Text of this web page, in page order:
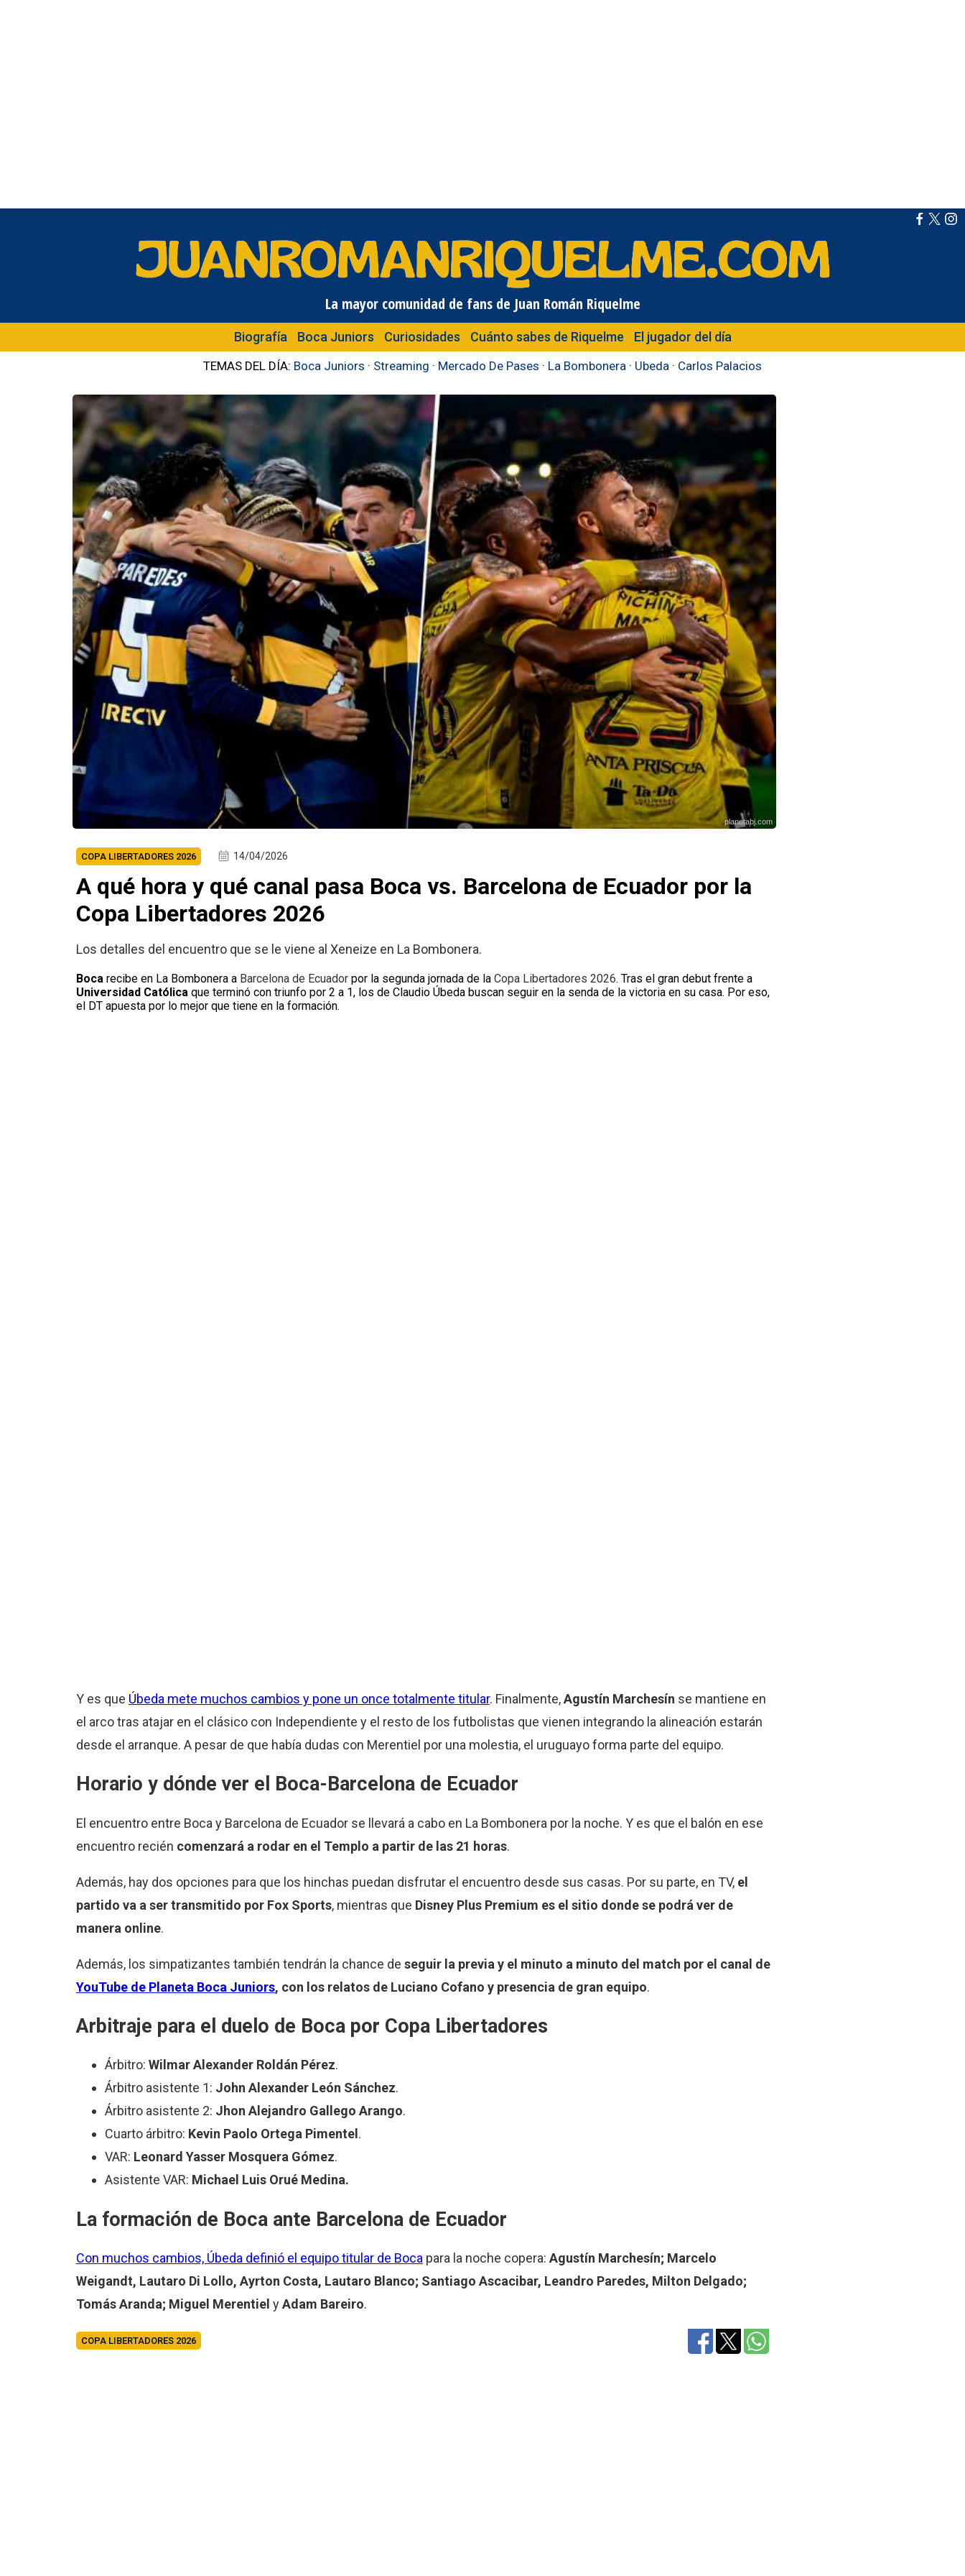
La mayor comunidad de fans de Juan Román Riquelme
Biografía Boca Juniors Curiosidades Cuánto sabes de Riquelme El jugador del día
TEMAS DEL DÍA: Boca Juniors · Streaming · Mercado De Pases · La Bombonera · Ubeda · Carlos Palacios
planetabj.com
COPA LIBERTADORES 2026 14/04/2026
A qué hora y qué canal pasa Boca vs. Barcelona de Ecuador por la
Copa Libertadores 2026
Los detalles del encuentro que se le viene al Xeneize en La Bombonera.
Boca recibe en La Bombonera a Barcelona de Ecuadorpor la segunda jornada de la Copa Libertadores 2026. Tras el gran debut frente a
Universidad Católica que terminó con triunfo por 2 a 1, los de Claudio Úbeda buscan seguir en la senda de la victoria en su casa. Por eso,
el DT apuesta por lo mejor que tiene en la formación.
Y es que Úbeda mete muchos cambios y pone un once totalmente titular. Finalmente,Agustín Marchesín se mantiene en
el arco tras atajar en el clásico con Independiente y el resto de los futbolistas que vienen integrando la alineación estarán
desde el arranque. A pesar de que había dudas con Merentiel por una molestia, el uruguayo forma parte del equipo.
Horario y dónde ver el Boca-Barcelona de Ecuador
El encuentro entre Boca y Barcelona de Ecuador se llevará a cabo en La Bombonera por la noche. Y es que el balón en ese
encuentro recién comenzará a rodar en el Templo a partir de las 21 horas.
Además, hay dos opciones para que los hinchas puedan disfrutar el encuentro desde sus casas. Por su parte, en TV, el
partido va a ser transmitido por Fox Sports, mientras que Disney Plus Premium es el sitio donde se podrá ver de
manera online.
Además, los simpatizantes también tendrán la chance de seguir la previa y el minuto a minuto del match por el canal de
YouTube de Planeta Boca Juniors, con los relatos de Luciano Cofano y presencia de gran equipo.
Arbitraje para el duelo de Boca por Copa Libertadores
Árbitro: Wilmar Alexander Roldán Pérez.
Árbitro asistente 1: John Alexander León Sánchez.
Árbitro asistente 2: Jhon Alejandro Gallego Arango.
Cuarto árbitro: Kevin Paolo Ortega Pimentel .
VAR: Leonard Yasser Mosquera Gómez.
Asistente VAR: Michael Luis Orué Medina.
La formación de Boca ante Barcelona de Ecuador
Con muchos cambios, Úbeda definió el equipo titular de Boca para la noche copera: Agustín Marchesín; Marcelo
Weigandt, Lautaro Di Lollo, Ayrton Costa, Lautaro Blanco; Santiago Ascacibar, Leandro Paredes, Milton Delgado;
Tomás Aranda; Miguel Merentiel yAdam Bareiro.
COPA LIBERTADORES 2026